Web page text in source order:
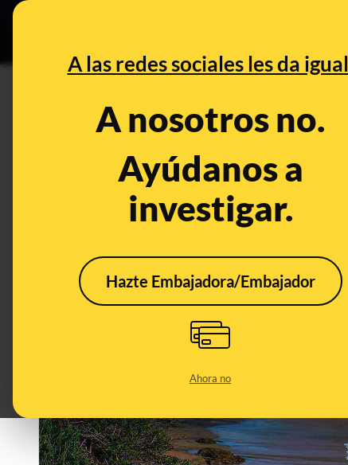
A las redes sociales les da
A nosotros no.
Ayúdanos a
investigar.
Hazte Embajadora/Embajador
Ahora no
Qué ha causado que el
centímetros desde 1880 y
Clima